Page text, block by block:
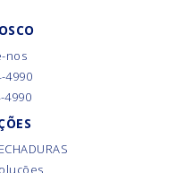
nos
4990
4990